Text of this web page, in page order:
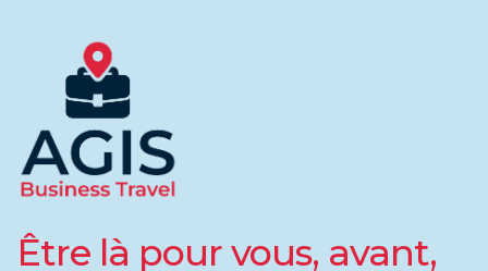
Être là pour vous, avant,